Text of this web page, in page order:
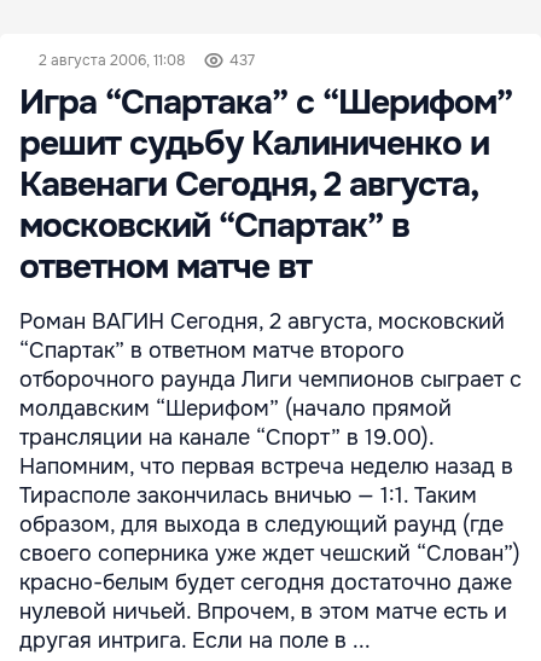
2 августа 2006, 11:08 437
Игра “Спартака” с “Шерифом”
решит судьбу Калиниченко и
Кавенаги Сегодня, 2 августа,
московский “Спартак” в
ответном матче вт
Роман ВАГИН Сегодня, 2 августа, московский
“Спартак” в ответном матче второго
отборочного раунда Лиги чемпионов сыграет с
молдавским “Шерифом” (начало прямой
трансляции на канале “Спорт” в 19.00).
Напомним, что первая встреча неделю назад в
Тирасполе закончилась вничью — 1:1. Таким
образом, для выхода в следующий раунд (где
своего соперника уже ждет чешский “Слован”)
красно-белым будет сегодня достаточно даже
нулевой ничьей. Впрочем, в этом матче есть и
другая интрига. Если на поле в ...